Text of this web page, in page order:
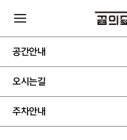
공간안내
오시는길
주차안내